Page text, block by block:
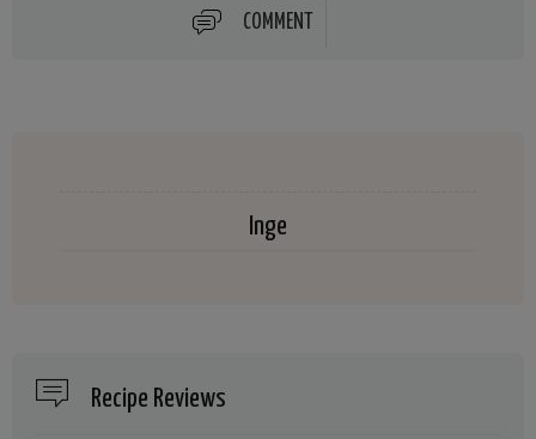
COMMENT
Inge
Recipe Reviews